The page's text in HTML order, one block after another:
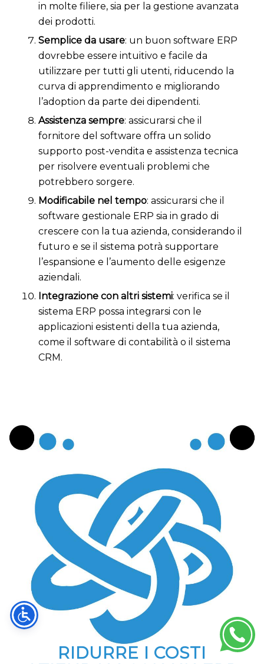
in molte filiere, sia per la gestione avanzata
dei prodotti.
Semplice da usare: un buon software ERP
dovrebbe essere intuitivo e facile da
utilizzare per tutti gli utenti, riducendo la
curva di apprendimento e migliorando
l’adoption da parte dei dipendenti.
Assistenza sempre: assicurarsi che il
fornitore del software offra un solido
supporto post-vendita e assistenza tecnica
per risolvere eventuali problemi che
potrebbero sorgere.
Modificabile nel tempo: assicurarsi che il
software gestionale ERP sia in grado di
crescere con la tua azienda, considerando il
futuro e se il sistema potrà supportare
l’espansione e l’aumento delle esigenze
aziendali.
Integrazione con altri sistemi: verifica se il
sistema ERP possa integrarsi con le
applicazioni esistenti della tua azienda,
come il software di contabilità o il sistema
CRM.
RIDURRE I COSTI